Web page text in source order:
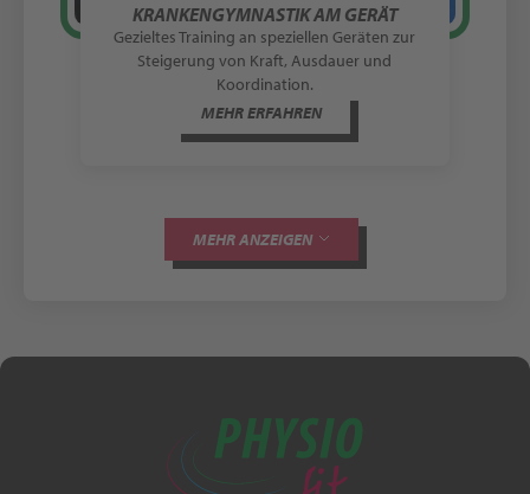
KRANKENGYMNASTIK AM GERÄT
Gezieltes Training an speziellen Geräten zur
Steigerung von Kraft, Ausdauer und
Koordination.
MEHR ERFAHREN
MEHR ANZEIGEN